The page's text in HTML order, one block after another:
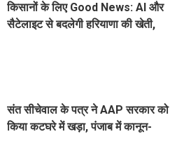
किसानों के लिए Good News: AI और
सैटेलाइट से बदलेगी हरियाणा की खेती,
संत सीचेवाल के पत्र ने AAP सरकार को
किया कटघरे में खड़ा, पंजाब में कानून-